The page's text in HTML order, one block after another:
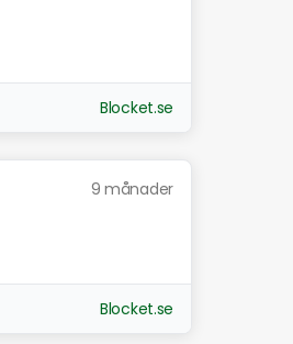
Blocket.se
9 månader
Blocket.se